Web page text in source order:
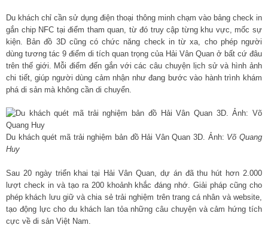
Du khách chỉ cần sử dụng điện thoại thông minh chạm vào bảng check in
gắn chip NFC tại điểm tham quan, từ đó truy cập từng khu vực, mốc sự
kiện. Bản đồ 3D cũng có chức năng check in từ xa, cho phép người
dùng tương tác 9 điểm di tích quan trọng của Hải Vân Quan ở bất cứ đâu
trên thế giới. Mỗi điểm đến gắn với các câu chuyện lịch sử và hình ảnh
chi tiết, giúp người dùng cảm nhận như đang bước vào hành trình khám
phá di sản mà không cần di chuyển.
Du khách quét mã trải nghiệm bản đồ Hải Vân Quan 3D. Ảnh: Võ Quang
Huy
Sau 20 ngày triển khai tại Hải Vân Quan, dự án đã thu hút hơn 2.000
lượt check in và tạo ra 200 khoảnh khắc đáng nhớ. Giải pháp cũng cho
phép khách lưu giữ và chia sẻ trải nghiệm trên trang cá nhân và website,
tạo động lực cho du khách lan tỏa những câu chuyện và cảm hứng tích
cực về di sản Việt Nam.